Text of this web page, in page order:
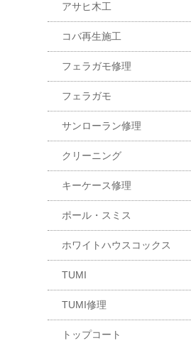
アサヒ木工
コバ再生施工
フェラガモ修理
フェラガモ
サンローラン修理
クリーニング
キーケース修理
ポール・スミス
ホワイトハウスコックス
TUMI
TUMI修理
トップコート